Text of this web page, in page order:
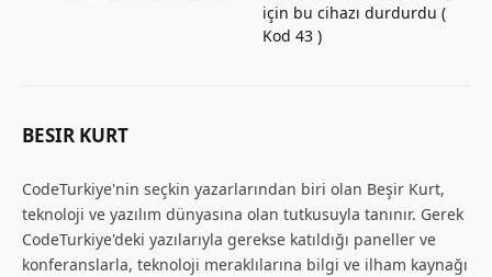
için bu cihazı durdurdu (
Kod 43 )
BESIR KURT
CodeTurkiye'nin seçkin yazarlarından biri olan Beşir Kurt,
teknoloji ve yazılım dünyasına olan tutkusuyla tanınır. Gerek
CodeTurkiye'deki yazılarıyla gerekse katıldığı paneller ve
konferanslarla, teknoloji meraklılarına bilgi ve ilham kaynağı